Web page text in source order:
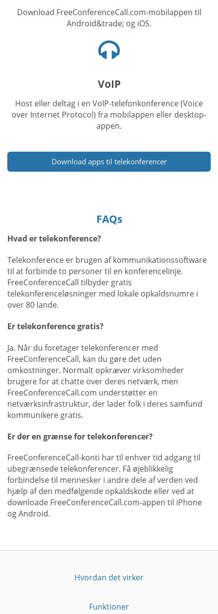
Download FreeConferenceCall.com-mobilappen til
Android&trade; og iOS.
ikon
VoIP
Host eller deltag i en VoIP-telefonkonference (Voice
over Internet Protocol) fra mobilappen eller desktop-
appen.
Download apps til telekonferencer
FAQs
Hvad er telekonference?
Telekonference er brugen af kommunikationssoftware
til at forbinde to personer til en konferencelinje.
FreeConferenceCall tilbyder gratis
telekonferenceløsninger med lokale opkaldsnumre i
over 80 lande.
Er telekonference gratis?
Ja. Når du foretager telekonferencer med
FreeConferenceCall, kan du gøre det uden
omkostninger. Normalt opkræver virksomheder
brugere for at chatte over deres netværk, men
FreeConferenceCall.com understøtter en
netværksinfrastruktur, der lader folk i deres samfund
kommunikere gratis.
Er der en grænse for telekonferencer?
FreeConferenceCall-konti har til enhver tid adgang til
ubegrænsede telekonferencer. Få øjeblikkelig
forbindelse til mennesker i andre dele af verden ved
hjælp af den medfølgende opkaldskode eller ved at
downloade FreeConferenceCall.com-appen til iPhone
og Android.
Hvordan det virker
Funktioner